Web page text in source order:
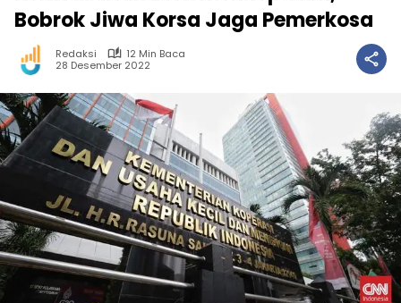
Bobrok Jiwa Korsa Jaga Pemerkosa
Redaksi
12 Min Baca
28 Desember 2022